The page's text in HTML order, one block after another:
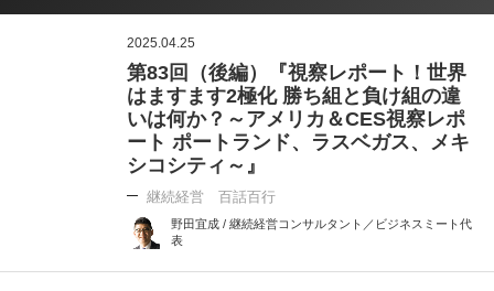
2025.04.25
第83回（後編）『視察レポート！世界
はますます2極化 勝ち組と負け組の違
いは何か？～アメリカ＆CES視察レポ
ート ポートランド、ラスベガス、メキ
シコシティ～』
継続経営 百話百行
野田宜成 / 継続経営コンサルタント／ビジネスミート代
表